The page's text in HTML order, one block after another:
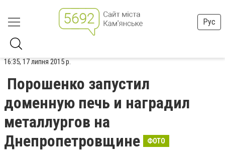
Рус
16:35, 17 липня 2015 р.
Порошенко запустил
доменную печь и наградил
металлургов на
Днепропетровщине
ФОТО